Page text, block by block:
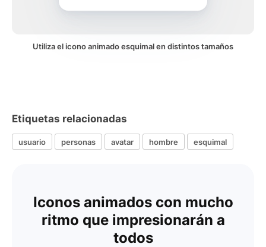
Utiliza el icono animado esquimal en distintos tamaños
Etiquetas relacionadas
usuario personas avatar hombre esquimal
Iconos animados con mucho
ritmo que impresionarán a
todos